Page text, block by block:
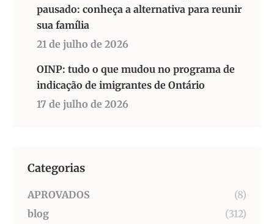
pausado: conheça a alternativa para reunir
sua família
21 de julho de 2026
OINP: tudo o que mudou no programa de
indicação de imigrantes de Ontário
17 de julho de 2026
Categorias
APROVADOS
(8)
blog
(312)